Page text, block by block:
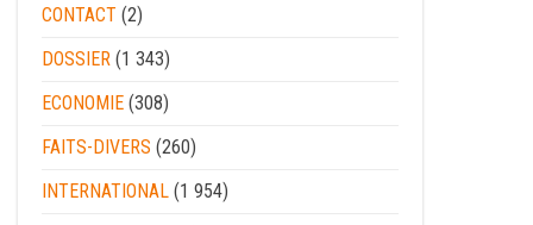
CONTACT (2)
DOSSIER (1 343)
ECONOMIE (308)
FAITS-DIVERS (260)
INTERNATIONAL (1 954)